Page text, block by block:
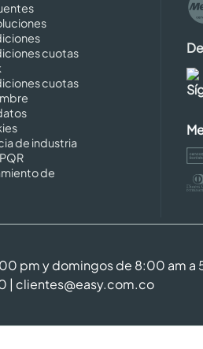
cuotas
cuotas
de industria
de
pm y domingos de 8:00 am a
| clientes@easy.com.co